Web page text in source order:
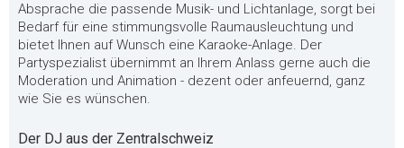
Absprache die passende Musik- und Lichtanlage, sorgt bei
Bedarf für eine stimmungsvolle Raumausleuchtung und
bietet Ihnen auf Wunsch eine Karaoke-Anlage. Der
Partyspezialist übernimmt an Ihrem Anlass gerne auch die
Moderation und Animation - dezent oder anfeuernd, ganz
wie Sie es wünschen.
Der DJ aus der Zentralschweiz